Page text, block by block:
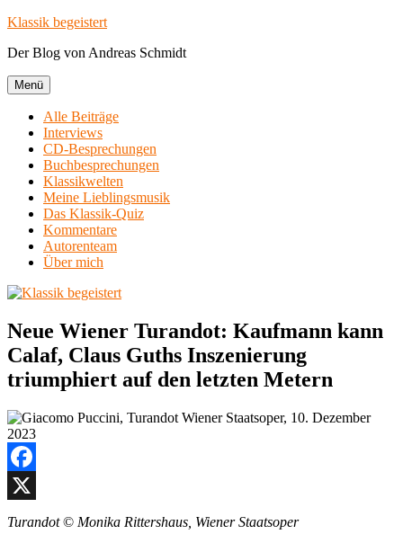
Zum
springen
Klassik begeistert
Der Blog von Andreas Schmidt
Menü
Alle Beiträge
Interviews
CD-Besprechungen
Buchbesprechungen
Klassikwelten
Meine Lieblingsmusik
Das Klassik-Quiz
Kommentare
Autorenteam
Über mich
Neue Wiener Turandot: Kaufmann kann
Calaf, Claus Guths Inszenierung
triumphiert auf den letzten Metern
Facebook
X
Turandot© Monika Rittershaus, Wiener Staatsoper